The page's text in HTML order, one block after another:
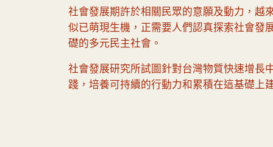
社會發展期許於相關民眾的意願及動力，越
似已萌現生機，正需要人們認真探索社會發
礎的多元民主社會。
社會發展研究所試圖針對台灣物質快速增長
踐，培養可持續的行動力和累積在這基礎上